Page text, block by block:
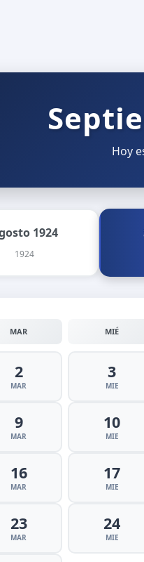
Hoy
1924
1924
MAR MIÉ
2
MAR
3
MIE
9
MAR
10
MIE
16
MAR
17
MIE
23
MAR
24
MIE